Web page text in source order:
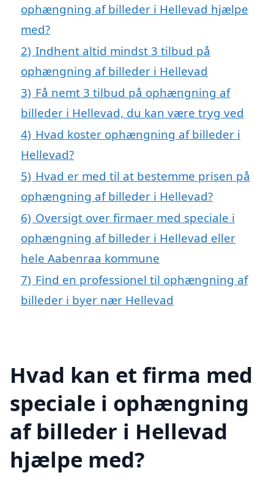
ophængning af billeder i Hellevad hjælpe
med?
2) Indhent altid mindst 3 tilbud på
ophængning af billeder i Hellevad
3) Få nemt 3 tilbud på ophængning af
billeder i Hellevad, du kan være tryg ved
4) Hvad koster ophængning af billeder i
Hellevad?
5) Hvad er med til at bestemme prisen på
ophængning af billeder i Hellevad?
6) Oversigt over firmaer med speciale i
ophængning af billeder i Hellevad eller
hele Aabenraa kommune
7) Find en professionel til ophængning af
billeder i byer nær Hellevad
Hvad kan et firma med
speciale i ophængning
af billeder i Hellevad
hjælpe med?